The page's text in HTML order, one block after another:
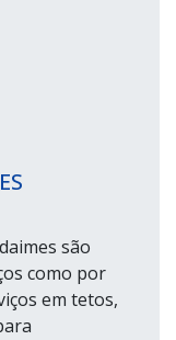
são
como por
em tetos,